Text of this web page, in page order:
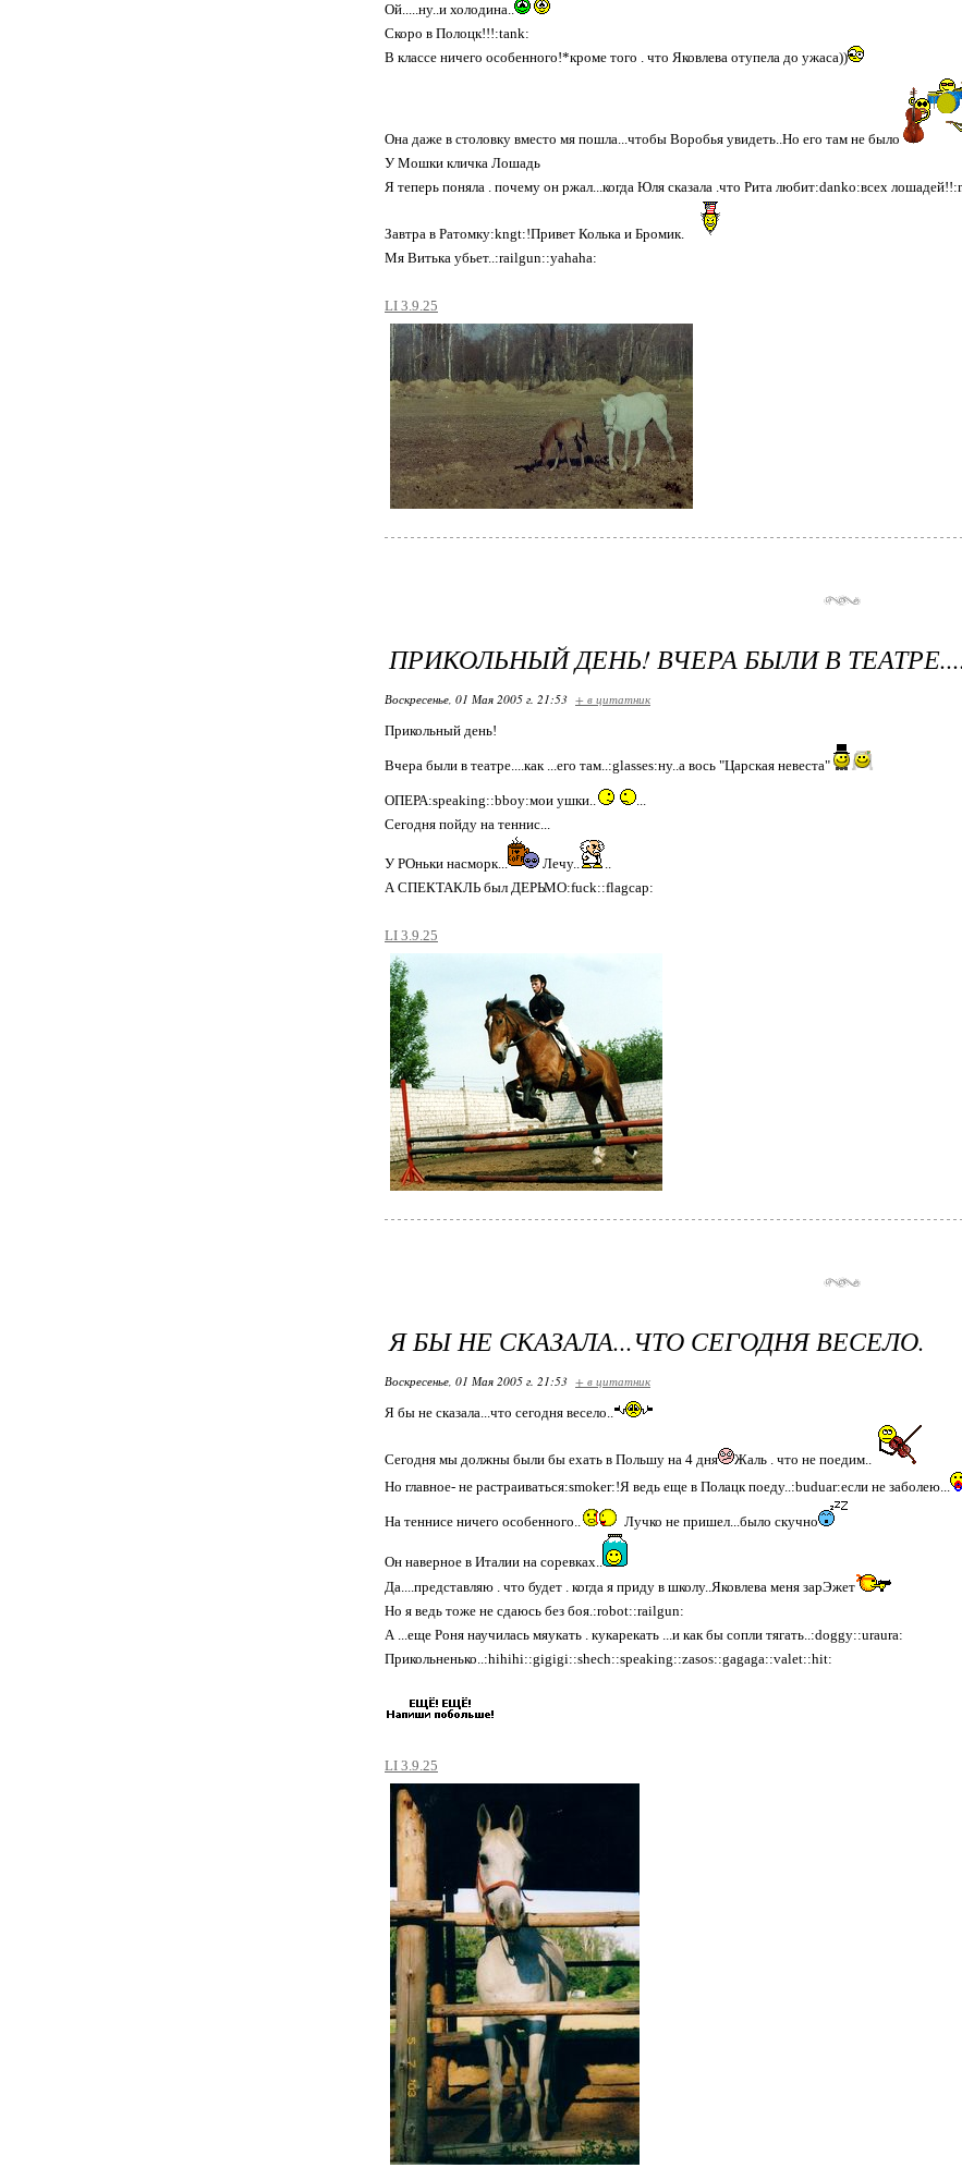
Ой.....ну..и холодина..
Скоро в Полоцк!!!:tank:
В классе ничего особенного!*кроме того . что Яковлева отупела до ужаса))
Она даже в столовку вместо мя пошла...чтобы Воробья увидеть..Но его там не было
У Мошки кличка Лошадь
Я теперь поняла . почему он ржал...когда Юля сказала .что Рита любит:danko:всех
Завтра в Ратомку:kngt:!Привет Колька и Бромик.
Мя Витька убьет..:railgun::yahaha:
LI 3.9.25
ПРИКОЛЬНЫЙ ДЕНЬ! ВЧЕРА БЫЛИ В
Воскресенье, 01 Мая 2005 г. 21:53 + в цитатник
Прикольный день!
Вчера были в театре....как ...его там..:glasses:ну..а вось "Царская невеста"
ОПЕРА:speaking::bboy:мои ушки..
...
Сегодня пойду на теннис...
У РОньки насморк... Лечу..
..
А СПЕКТАКЛЬ был ДЕРЬМО:fuck::flagcap:
LI 3.9.25
Я БЫ НЕ СКАЗАЛА...ЧТО СЕГОДНЯ ВЕСЕЛО.
Воскресенье, 01 Мая 2005 г. 21:53 + в цитатник
Я бы не сказала...что сегодня весело..
Сегодня мы должны были бы ехать в Польшу на 4 дня
Жаль . что не поедим..
Но главное- не растраиваться:smoker:!Я ведь еще в Полацк поеду..:buduar:если не заболею...
На теннисе ничего особенного.. Лучко не пришел...было скучно
Он наверное в Италии на соревках..
Да....представляю . что будет . когда я приду в школу..Яковлева меня зарЭжет
Но я ведь тоже не сдаюсь без боя.:robot::railgun:
А ...еще Роня научилась мяукать . кукарекать ...и как бы сопли тягать..:doggy::uraura:
Прикольненько..:hihihi::gigigi::shech::speaking::zasos::gagaga::valet::hit:
LI 3.9.25